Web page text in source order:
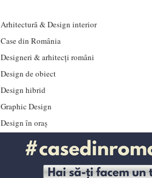
Arhitectură & Design interior
Case din România
Designeri & arhitecți români
Design de obiect
Design hibrid
Graphic Design
Design în oraș